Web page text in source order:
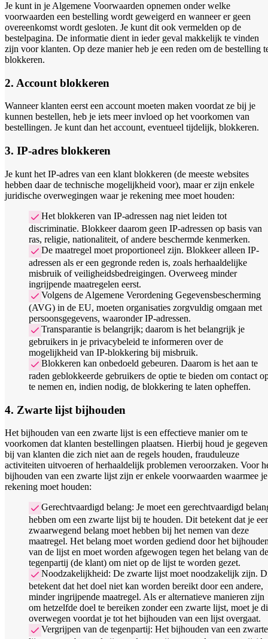
Je kunt in je Algemene Voorwaarden opnemen onder welke
voorwaarden een bestelling wordt geweigerd en wanneer er geen
overeenkomst wordt gesloten. Je kunt dit ook vermelden op de
bestelpagina. De informatie dient in ieder geval makkelijk te vinden
zijn voor klanten. Op deze manier heb je een reden om de bestelling
blokkeren.
2. Account blokkeren
Wanneer klanten eerst een account moeten maken voordat ze bij je
kunnen bestellen, heb je iets meer invloed op het voorkomen van
bestellingen. Je kunt dan het account, eventueel tijdelijk, blokkeren.
3. IP-adres blokkeren
Je kunt het IP-adres van een klant blokkeren (de meeste websites
hebben daar de technische mogelijkheid voor), maar er zijn enkele
juridische overwegingen waar je rekening mee moet houden:
Het blokkeren van IP-adressen nag niet leiden tot
discriminatie. Blokkeer daarom geen IP-adressen op basis van
ras, religie, nationaliteit, of andere beschermde kenmerken.
De maatregel moet proportioneel zijn. Blokkeer alleen IP-
adressen als er een gegronde reden is, zoals herhaaldelijke
misbruik of veiligheidsbedreigingen. Overweeg minder
ingrijpende maatregelen eerst.
Volgens de Algemene Verordening Gegevensbescherming
(AVG) in de EU, moeten organisaties zorgvuldig omgaan met
persoonsgegevens, waaronder IP-adressen.
Transparantie is belangrijk; daarom is het belangrijk je
gebruikers in je privacybeleid te informeren over de
mogelijkheid van IP-blokkering bij misbruik.
Blokkeren kan onbedoeld gebeuren. Daarom is het aan te
raden geblokkeerde gebruikers de optie te bieden om contact
te nemen en, indien nodig, de blokkering te laten opheffen.
4. Zwarte lijst bijhouden
Het bijhouden van een zwarte lijst is een effectieve manier om te
voorkomen dat klanten bestellingen plaatsen. Hierbij houd je
bij van klanten die zich niet aan de regels houden, frauduleuze
activiteiten uitvoeren of herhaaldelijk problemen veroorzaken. Voor
bijhouden van een zwarte lijst zijn er enkele voorwaarden waarmee je
rekening moet houden:
Gerechtvaardigd belang: Je moet een gerechtvaardigd
hebben om een zwarte lijst bij te houden. Dit betekent dat je
zwaarwegend belang moet hebben bij het nemen van deze
maatregel. Het belang moet worden gediend door het
van de lijst en moet worden afgewogen tegen het belang van de
tegenpartij (de klant) om niet op de lijst te worden gezet.
Noodzakelijkheid: De zwarte lijst moet noodzakelijk zijn.
betekent dat het doel niet kan worden bereikt door een andere,
minder ingrijpende maatregel. Als er alternatieve manieren zijn
om hetzelfde doel te bereiken zonder een zwarte lijst, moet je
overwegen voordat je tot het bijhouden van een lijst overgaat.
Vergrijpen van de tegenpartij: Het bijhouden van een zwarte